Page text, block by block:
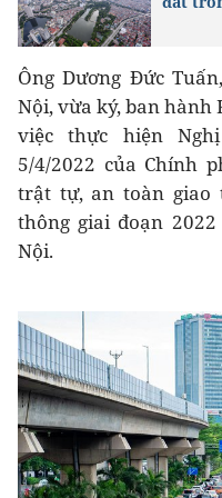
Ông Dương Đức
Nội, vừa ký, ban hành
việc thực hiện
5/4/2022 của Chính
trật tự, an toàn giao
thông giai đoạn
Nội.